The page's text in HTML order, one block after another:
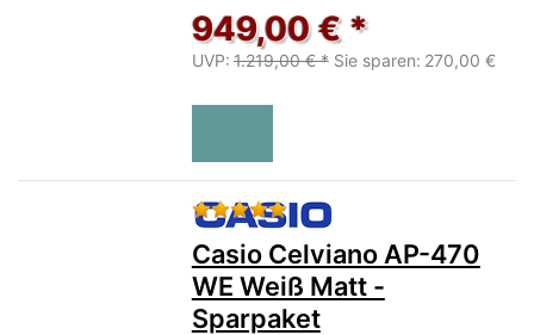
949,00 € *
UVP: 1.219,00 € * Sie sparen: 270,00 €
Bewertung: 5 von 5
Casio Celviano AP-470
WE Weiß Matt -
Sparpaket